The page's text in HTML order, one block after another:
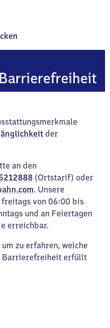
der
an den
(Ortstarif) oder
. Unsere
von 06:00 bis
und an Feiertagen
erreichbar.
zu erfahren, welche
Barrierefreiheit erfüllt